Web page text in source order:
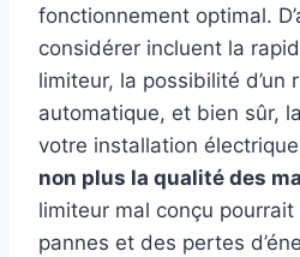
fonctionnement optimal.
considérer incluent la
limiteur, la possibilité d’un
automatique, et bien sûr,
votre installation
non plus la qualité des
limiteur mal conçu
pannes et des pertes